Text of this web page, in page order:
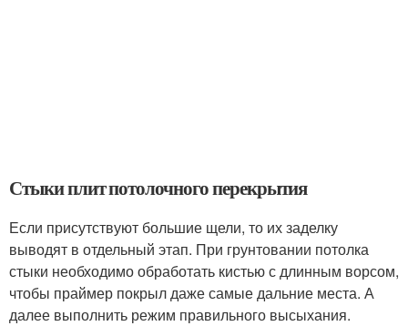
Стыки плит потолочного перекрытия
Если присутствуют большие щели, то их заделку
выводят в отдельный этап. При грунтовании потолка
стыки необходимо обработать кистью с длинным ворсом,
чтобы праймер покрыл даже самые дальние места. А
далее выполнить режим правильного высыхания.